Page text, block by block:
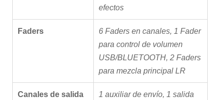
efectos
Faders
6 Faders en canales, 1 Fader
para control de volumen
USB/BLUETOOTH, 2 Faders
para mezcla principal LR
Canales de salida 1 auxiliar de envío, 1 salida